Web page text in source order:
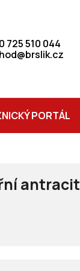
725 510 044
PORTÁL
antracit